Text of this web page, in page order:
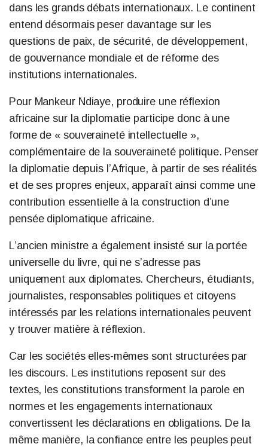
dans les grands débats internationaux. Le continent
entend désormais peser davantage sur les
questions de paix, de sécurité, de développement,
de gouvernance mondiale et de réforme des
institutions internationales.
Pour Mankeur Ndiaye, produire une réflexion
africaine sur la diplomatie participe donc à une
forme de « souveraineté intellectuelle »,
complémentaire de la souveraineté politique. Penser
la diplomatie depuis l’Afrique, à partir de ses réalités
et de ses propres enjeux, apparaît ainsi comme une
contribution essentielle à la construction d’une
pensée diplomatique africaine.
L’ancien ministre a également insisté sur la portée
universelle du livre, qui ne s’adresse pas
uniquement aux diplomates. Chercheurs, étudiants,
journalistes, responsables politiques et citoyens
intéressés par les relations internationales peuvent
y trouver matière à réflexion.
Car les sociétés elles-mêmes sont structurées par
les discours. Les institutions reposent sur des
textes, les constitutions transforment la parole en
normes et les engagements internationaux
convertissent les déclarations en obligations. De la
même manière, la confiance entre les peuples peut